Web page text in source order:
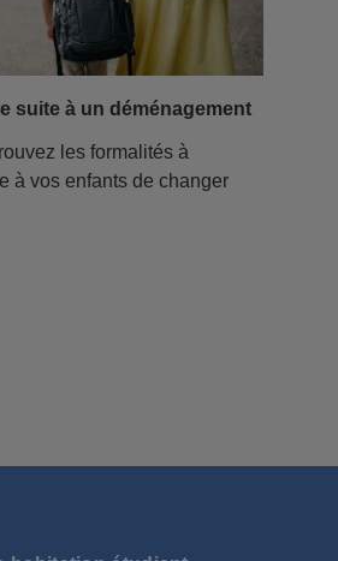
suite à un déménagement
les formalités à
à vos enfants de changer